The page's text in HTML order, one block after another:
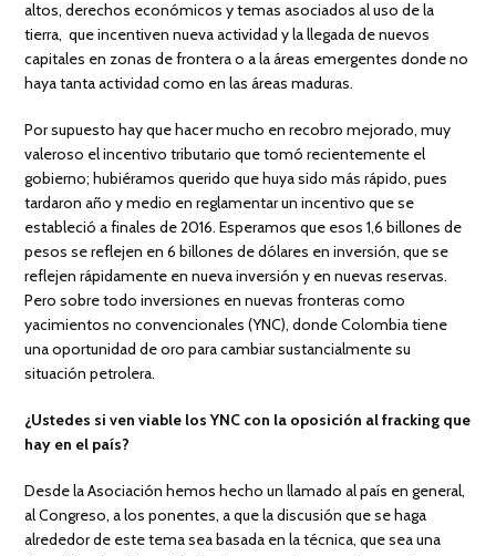
altos, derechos económicos y temas asociados al uso de la
tierra, que incentiven nueva actividad y la llegada de nuevos
capitales en zonas de frontera o a la áreas emergentes donde no
haya tanta actividad como en las áreas maduras.
Por supuesto hay que hacer mucho en recobro mejorado, muy
valeroso el incentivo tributario que tomó recientemente el
gobierno; hubiéramos querido que huya sido más rápido, pues
tardaron año y medio en reglamentar un incentivo que se
estableció a finales de 2016. Esperamos que esos 1,6 billones de
pesos se reflejen en 6 billones de dólares en inversión, que se
reflejen rápidamente en nueva inversión y en nuevas reservas.
Pero sobre todo inversiones en nuevas fronteras como
yacimientos no convencionales (YNC), donde Colombia tiene
una oportunidad de oro para cambiar sustancialmente su
situación petrolera.
¿Ustedes si ven viable los YNC con la oposición al fracking que
hay en el país?
Desde la Asociación hemos hecho un llamado al país en general,
al Congreso, a los ponentes, a que la discusión que se haga
alrededor de este tema sea basada en la técnica, que sea una